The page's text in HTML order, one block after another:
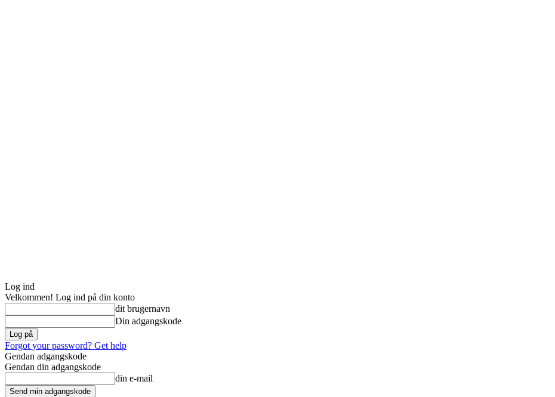
Log ind
Velkommen! Log ind på din konto
dit brugernavn
Din adgangskode
Forgot your password? Get help
Gendan adgangskode
Gendan din adgangskode
din e-mail